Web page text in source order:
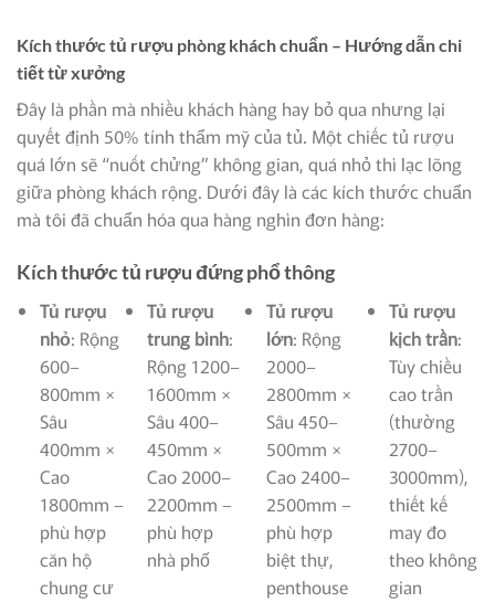
Kích thước tủ rượu phòng khách chuẩn – Hướng dẫn chi
tiết từ xưởng
Đây là phần mà nhiều khách hàng hay bỏ qua nhưng lại
quyết định 50% tính thẩm mỹ của tủ. Một chiếc tủ rượu
quá lớn sẽ “nuốt chửng” không gian, quá nhỏ thì lạc lõng
giữa phòng khách rộng. Dưới đây là các kích thước chuẩn
mà tôi đã chuẩn hóa qua hàng nghìn đơn hàng:
Kích thước tủ rượu đứng phổ thông
Tủ rượu
nhỏ: Rộng
600–
800mm ×
Sâu
400mm ×
Cao
1800mm –
phù hợp
căn hộ
chung cư
Tủ rượu
trung bình:
Rộng 1200–
1600mm ×
Sâu 400–
450mm ×
Cao 2000–
2200mm –
phù hợp
nhà phố
Tủ rượu
lớn: Rộng
2000–
2800mm ×
Sâu 450–
500mm ×
Cao 2400–
2500mm –
phù hợp
biệt thự,
penthouse
Tủ rượu
kịch trần:
Tùy chiều
cao trần
(thường
2700–
3000mm),
thiết kế
may đo
theo không
gian